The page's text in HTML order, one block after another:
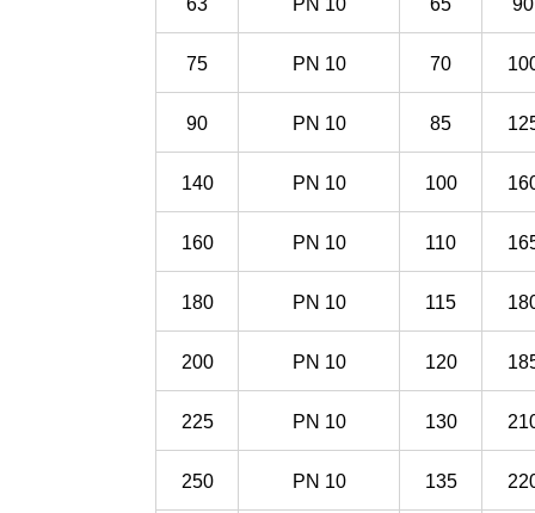
63 PN 10 65 90
75 PN 10 70
90 PN 10 85
140 PN 10 100
160 PN 10 110
180 PN 10 115
200 PN 10 120
225 PN 10 130
250 PN 10 135